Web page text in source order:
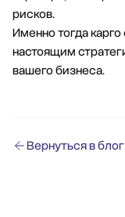
рисков.
Именно тогда
настоящим
вашего бизнеса.
Вернуться в блог